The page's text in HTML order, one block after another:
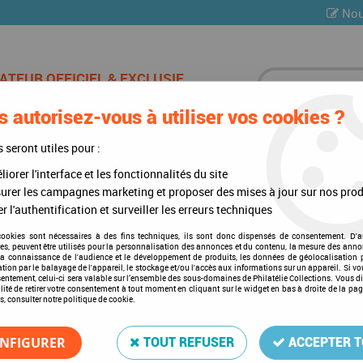
DE CHAMPAGNE
>Mises à jour annuelles >Mises à jour 2016 Malte 2016 Feuilles
Malte 2016 Feuilles
Soyez le premier à donner votre
DA6656
autorisez-vous à utiliser vos cookies ?
seront utiles pour :
l'interface et les fonctionnalités du site
les campagnes marketing et proposer des mises à jour sur nos
l'authentification et surveiller les erreurs techniques
sont nécessaires à des fins techniques, ils sont donc dispensés de consentement.
peuvent être utilisés pour la personnalisation des annonces et du contenu, la mesure des
connaissance de l'audience et le développement de produits, les données de géolocalisation
par le balayage de l'appareil, le stockage et/ou l'accès aux informations sur un appareil. Si
celui-ci sera valable sur l’ensemble des sous-domaines de Philatélie Collections. Vous
de retirer votre consentement à tout moment en cliquant sur le widget en bas à droite de la
consulter notre politique de cookie.
TOUT REFUSER ACCEPTER